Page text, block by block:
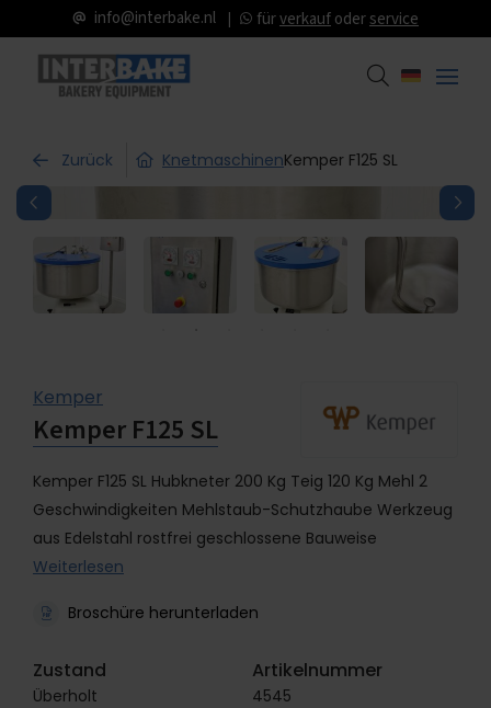
info@interbake.nl fürverkaufoderservice
Zurück KnetmaschinenKemper F125 SL
Kemper
Kemper F125 SL
Kemper F125 SL Hubkneter 200 Kg Teig 120 Kg Mehl 2
Geschwindigkeiten Mehlstaub-Schutzhaube Werkzeug
aus Edelstahl rostfrei geschlossene Bauweise
Weiterlesen
Broschüre herunterladen
Zustand
Überholt
Artikelnummer
4545